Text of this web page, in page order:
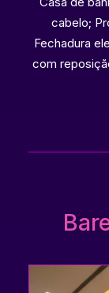
cabelo;
Fechadura
com